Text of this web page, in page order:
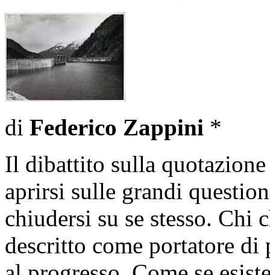
di Federico Zappini *
Il dibattito sulla
aprirsi sulle grandi
chiudersi su se stesso. Chi
descritto come portatore